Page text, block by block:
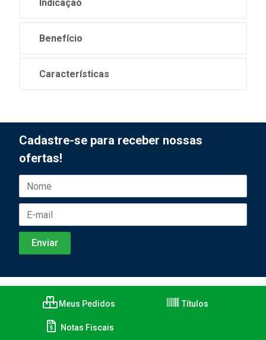
Indicação
Benefício
Características
Cadastre-se para receber nossas
ofertas!
Meus Pedidos Títulos
Notas Fiscais